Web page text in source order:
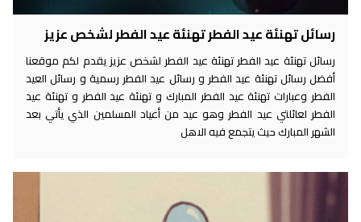
رسائل تهنئة عيد الفطر تهنئة عيد الفطر لشخص عزيز
رسائل تهنئة عيد الفطر تهنئة عيد الفطر لشخص عزيز يقدم لكم موقعنا
أفضل رسائل تهنئة عيد الفطر و رسائل عيد الفطر رسمية و رسائل العيد
الفطر وعبارات تهنئة عيد الفطر المبارك و تهنئة عيد الفطر و تهنئة عيد
الفطر لعائلتي عيد الفطر وهو عيد من أعياد المسلمين الذي يأتي بعد
الشهر المبارك حيث يتجمع فيه الاهل